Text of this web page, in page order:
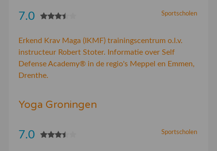
Sportscholen
7.0
Erkend Krav Maga (IKMF) trainingscentrum o.l.v.
instructeur Robert Stoter. Informatie over Self
Defense Academy® in de regio's Meppel en Emmen,
Drenthe.
Yoga Groningen
Sportscholen
7.0